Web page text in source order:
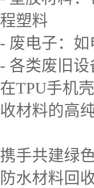
程塑料
- 废电子：
- 各类废旧
在TPU手机
收材料的高
携手共建绿
防水材料回